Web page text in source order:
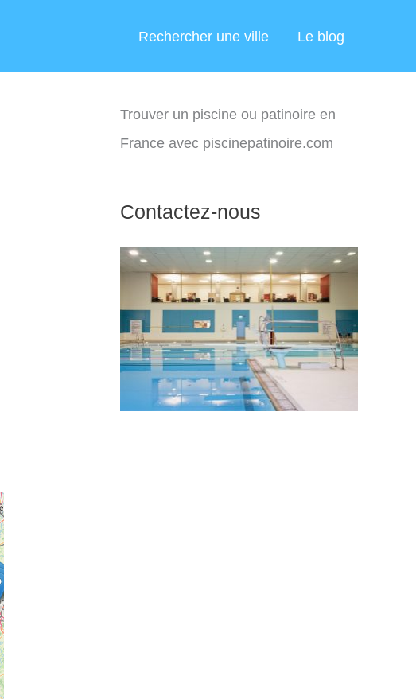
Rechercher une ville Le blog
Trouver un piscine ou patinoire en
France avec piscinepatinoire.com
Contactez-nous